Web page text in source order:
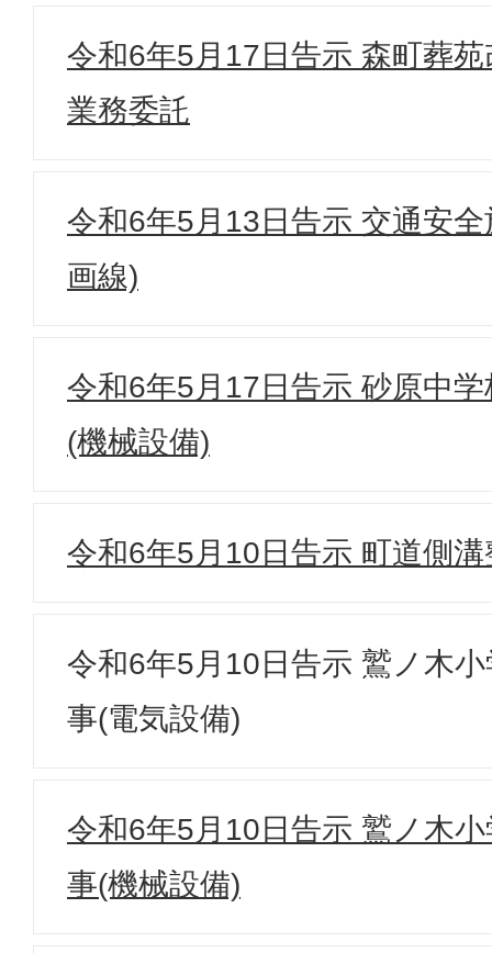
令和6年5月17日告示 森町葬
業務委託
令和6年5月13日告示 交通安
画線)
令和6年5月17日告示 砂原中
(機械設備)
令和6年5月10日告示 町道側
令和6年5月10日告示 鷲ノ木
事(電気設備)
令和6年5月10日告示 鷲ノ木
事(機械設備)